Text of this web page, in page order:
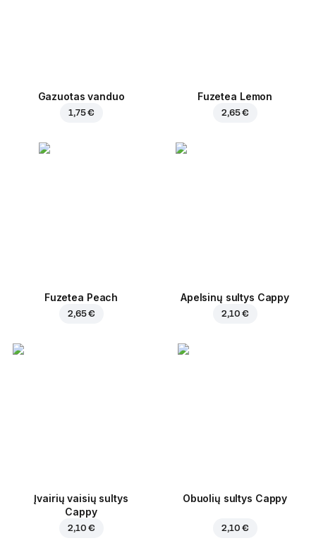
Gazuotas vanduo
1,75 €
Fuzetea Lemon
2,65 €
Fuzetea Peach
2,65 €
Apelsinų sultys Cappy
2,10 €
Įvairių vaisių sultys
Cappy
2,10 €
Obuolių sultys Cappy
2,10 €